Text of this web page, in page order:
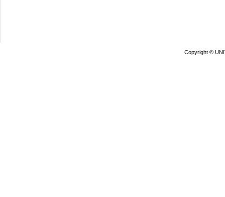
Copyright ©